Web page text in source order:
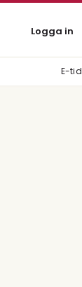
Logga in
E-